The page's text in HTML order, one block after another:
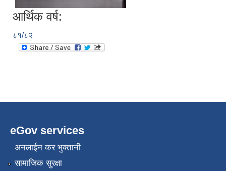
आर्थिक वर्ष:
८१/८२
eGov services
अनलाईन कर भुक्तानी
सामाजिक सुरक्षा